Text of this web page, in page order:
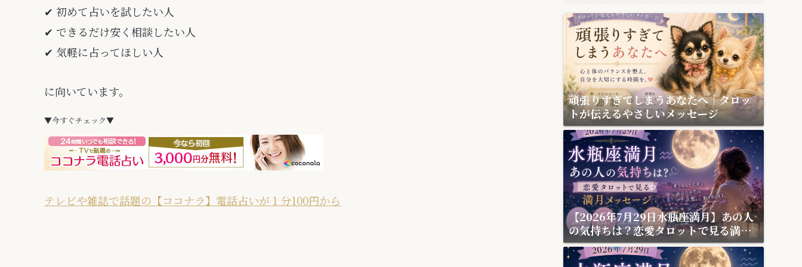
✔ 初めて占いを試したい人
✔ できるだけ安く相談したい人
✔ 気軽に占ってほしい人
に向いています。
▼今すぐチェック▼
テレビや雑誌で話題の【ココナラ】電話占いが１分100円から
頑張りすぎてしまうあなたへ｜タロッ
トが伝えるやさしいメッセージ
【2026年7月29日水瓶座満月】あの人
の気持ちは？恋愛タロットで見る満月
メッセージ